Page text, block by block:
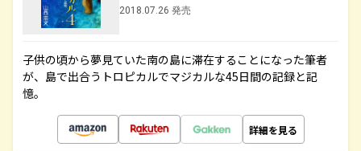
2018.07.26 発売
子供の頃から夢見ていた南の島に滞在することになった筆者
が、島で出合うトロピカルでマジカルな45日間の記録と記
憶。
詳細を見る